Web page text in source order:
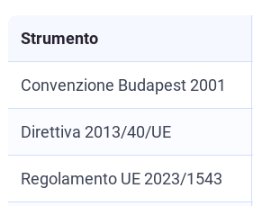
Strumento
Convenzione Budapest 2001
Direttiva 2013/40/UE
Regolamento UE 2023/1543